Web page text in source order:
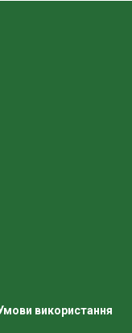
використання